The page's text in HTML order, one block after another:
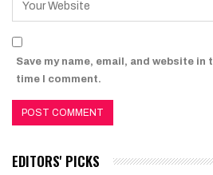
Save my name, email, and website
time I comment.
EDITORS' PICKS